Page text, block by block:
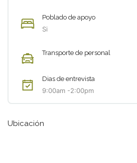
Poblado de apoyo
Si
Transporte de personal
Dias de entrevista
9:00am -2:00pm
Ubicación